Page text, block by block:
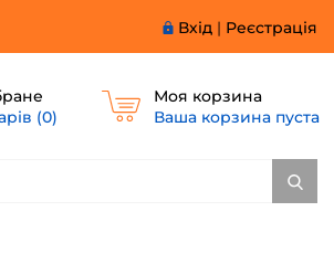
Вхід | Реєстрація
(0)
Моя корзина
Ваша корзина пуста